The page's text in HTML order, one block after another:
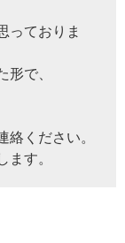
っておりま
形で、
絡ください。
ます。